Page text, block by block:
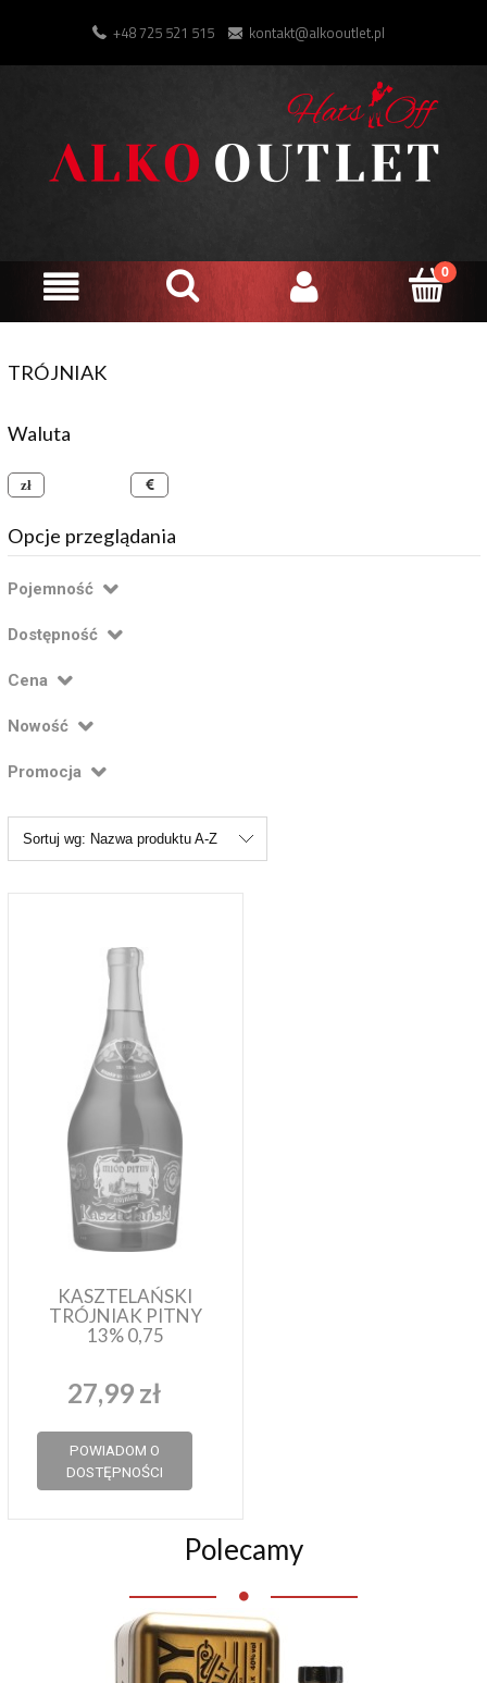
+48 725 521 515 kontakt@alkooutlet.pl
TRÓJNIAK
Waluta
Opcje przeglądania
Pojemność
Dostępność
Cena
Nowość
Promocja
Sortuj wg: Nazwa produktu A-Z
KASZTELAŃSKI
TRÓJNIAK PITNY
13% 0,75
27,99 zł
POWIADOM O
DOSTĘPNOŚCI
Polecamy